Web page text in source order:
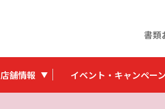
書類
店舗情報 イベント・キャンペーン